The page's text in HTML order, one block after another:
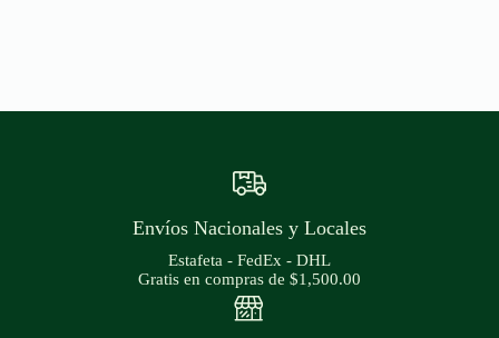
Envíos Nacionales y Locales
Estafeta - FedEx - DHL
Gratis en compras de $1,500.00